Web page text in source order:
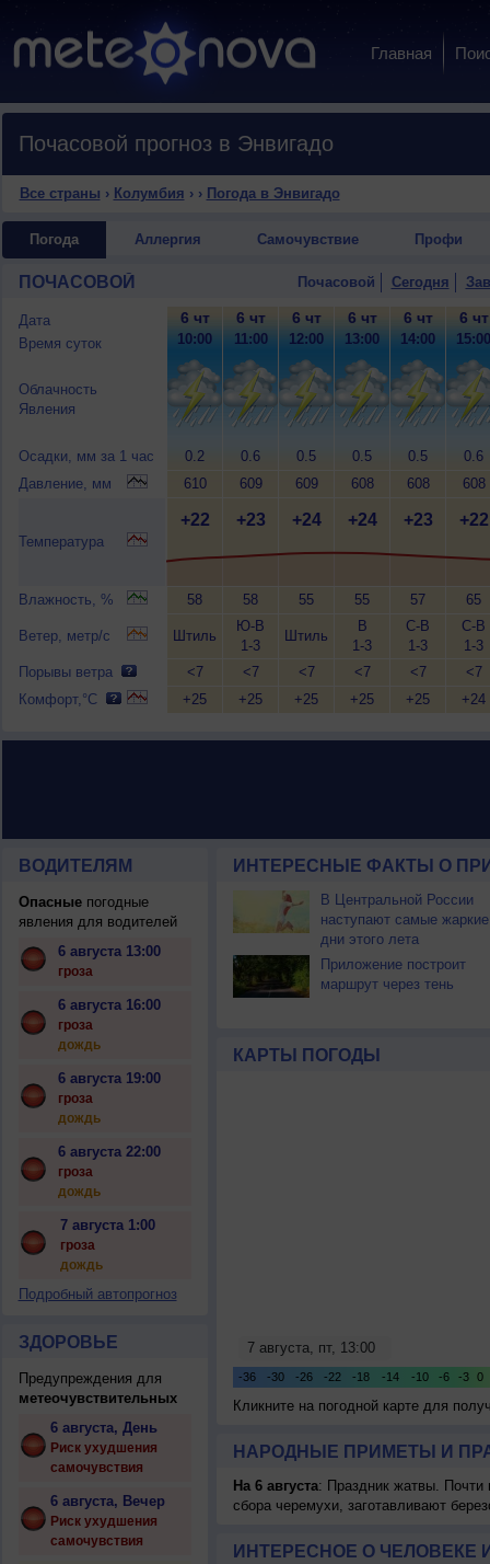
Главная
Почасовой прогноз в Энвигадо
Все страны › Колумбия › › Погода в Энвигадо
Погода Аллергия Самочувствие Профи
ПОЧАСОВОЙ Почасовой Сегодня
Дата
Время суток
Облачность
Явления
Осадки, мм за 1 час
Давление, мм
Температура
Влажность, %
Ветер, метр/с
Порывы ветра
Комфорт,°C
6 чт
10:00
0.2
610
+22
58
Штиль
<7
+25
6 чт
11:00
0.6
609
+23
58
Ю-В
1-3
<7
+25
6 чт
12:00
0.5
609
+24
55
Штиль
<7
+25
6 чт
13:00
0.5
608
+24
55
В
1-3
<7
+25
6 чт
14:00
0.5
608
+23
57
С-В
1-3
<7
+25
6 чт
15:00
0.6
608
+22
65
С-В
1-3
<7
+24
ВОДИТЕЛЯМ
Опасныепогодные
явления для водителей
6 августа 13:00
гроза
6 августа 16:00
гроза
дождь
6 августа 19:00
гроза
дождь
6 августа 22:00
гроза
дождь
7 августа 1:00
гроза
дождь
Подробный автопрогноз
ЗДОРОВЬЕ
Предупреждения для
метеочувствительных
6 августа, День
Риск ухудшения
самочувствия
6 августа, Вечер
Риск ухудшения
самочувствия
ИНТЕРЕСНЫЕ ФАКТЫ О
В Центральной России
наступают самые жаркие
дни этого лета
Приложение построит
маршрут через тень
КАРТЫ ПОГОДЫ
Кликните на погодной карте для
НАРОДНЫЕ ПРИМЕТЫ И
На 6 августа: Праздник жатвы. Почти
сбора черемухи, заготавливают
ИНТЕРЕСНОЕ О ЧЕЛОВЕКЕ